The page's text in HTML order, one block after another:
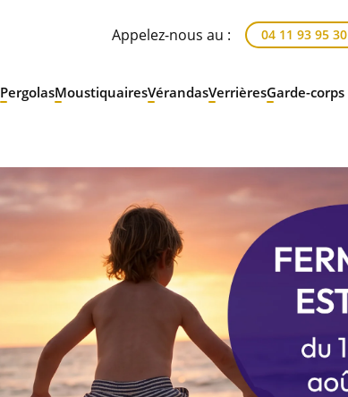
Appelez-nous au : 04 11 93 95 30
PergolasMoustiquairesVérandasVerrièresGarde-corps